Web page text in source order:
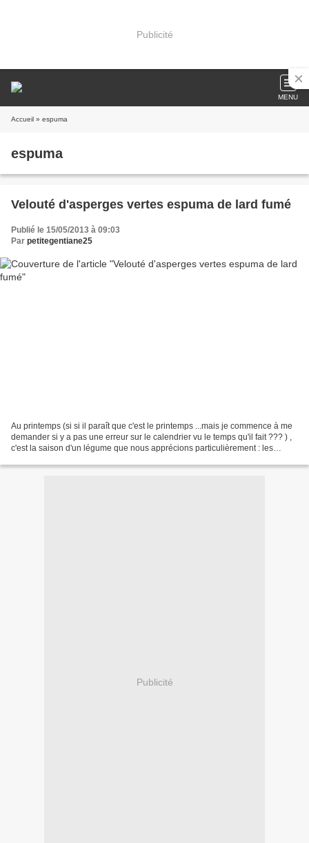
Publicité
MENU
Accueil » espuma
espuma
Velouté d'asperges vertes espuma de lard fumé
Publié le 15/05/2013 à 09:03
Par petitegentiane25
Au printemps (si si il paraît que c'est le printemps ...mais je commence à me
demander si y a pas une erreur sur le calendrier vu le temps qu'il fait ??? ) ,
c'est la saison d'un légume que nous apprécions particulièrement : les
Publicité